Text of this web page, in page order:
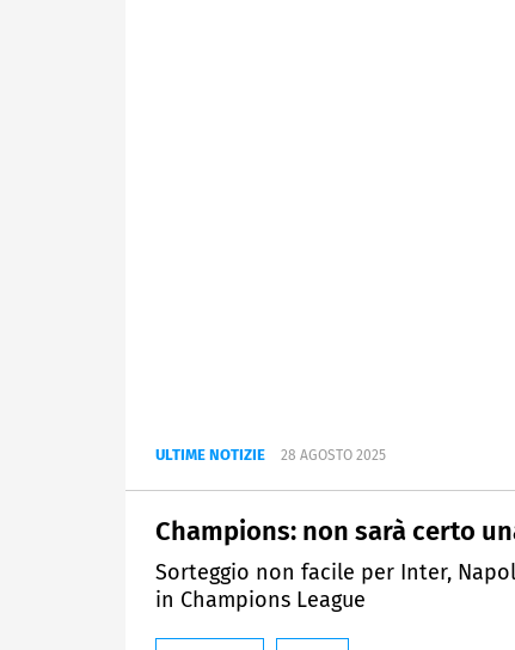
ULTIME NOTIZIE 28 AGOSTO 2025
Champions: non sarà certo
Sorteggio non facile per Inter,
in Champions League